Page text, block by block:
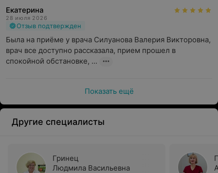
Екатерина
28 июля 2026
Отзыв подтвержден
Была на приёме у врача Силуанова Валерия Викторовна,
врач все доступно рассказала, прием прошел в
спокойной обстановке, ...
Показать ещё
Другие специалисты
Гринец
Людмила Васильевна